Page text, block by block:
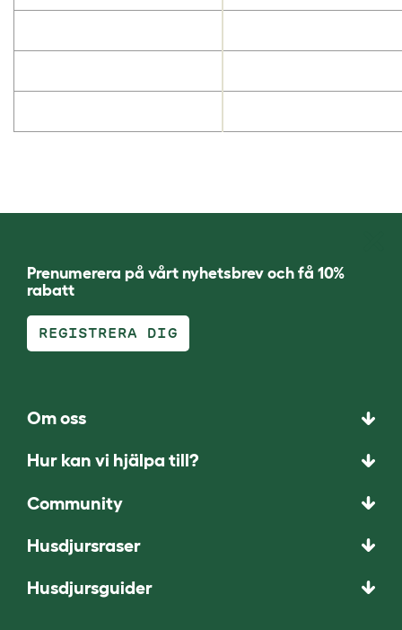
Prenumerera på vårt nyhetsbrev och få 10%
rabatt
REGISTRERA DIG
Om oss
Hur kan vi hjälpa till?
Community
Husdjursraser
Husdjursguider